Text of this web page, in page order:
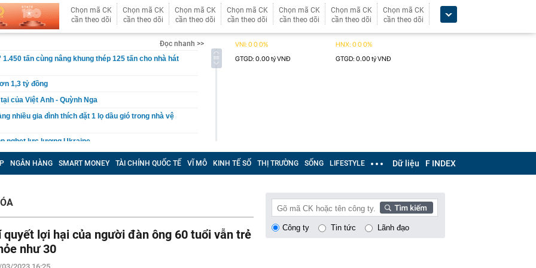
Chọn mã CK
cần theo dõi
Chọn mã CK
cần theo dõi
Chọn mã CK
cần theo dõi
Chọn mã CK
cần theo dõi
Chọn mã CK
cần theo dõi
Chọn mã CK
cần theo dõi
Chọn mã CK
cần theo dõi
Đọc nhanh >>
1.450 tấn cùng nâng khung thép 125 tấn cho nhà hát
1,3 tỷ đồng
của Việt Anh - Quỳnh Nga
nhiều gia đình thích đặt 1 lọ dầu gió trong nhà vệ
nghẹt lực lượng Ukraine
titan, Chủ tịch Tập đoàn Hưng Thịnh lãnh 10 năm tù
phát hiện bí mật dưới mỏ đa kim loại vàng, bạc - thân
tạo ra virus bằng AI
khi trở thành cầu thủ nhập tịch đầu tiên trong lịch
vấn liên quan vụ drone mang chất nổ tại sân bay Đức
NGÂN HÀNG SMART MONEY TÀI CHÍNH QUỐC TẾ VĨ MÔ KINH TẾ SỐ THỊ TRƯỜNG SỐNG LIFESTYLE Dữ liệu F INDEX
quyết lợi hại của người đàn ông 60 tuổi vẫn trẻ
như 30
Công ty Tin tức Lãnh đạo